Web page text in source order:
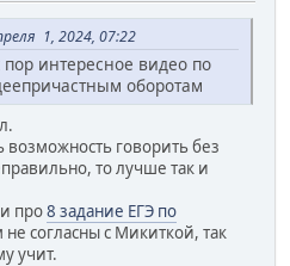
1, 2024, 07:22
интересное видео по
оборотам
говорить без
то лучше так и
про8 задание ЕГЭ по
согласны с Микиткой, так
учит.